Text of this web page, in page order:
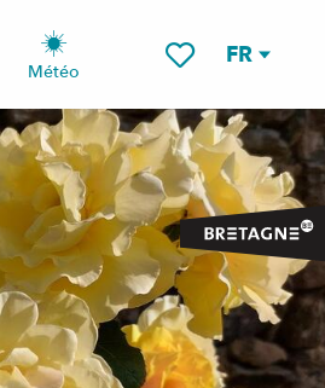
FR
Météo